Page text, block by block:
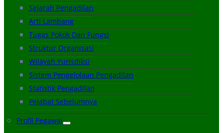
Sejarah Pengadilan
Arti Lambang
Tugas Pokok Dan Fungsi
Struktur Organisasi
Wilayah Yurisdiksi
Sistem Pengelolaan Pengadilan
Statistik Pengadilan
Pejabat Sebelumnya
Profil Pegawai